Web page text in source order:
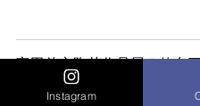
富田啓之陶芸作品展＠仙台
Instagram